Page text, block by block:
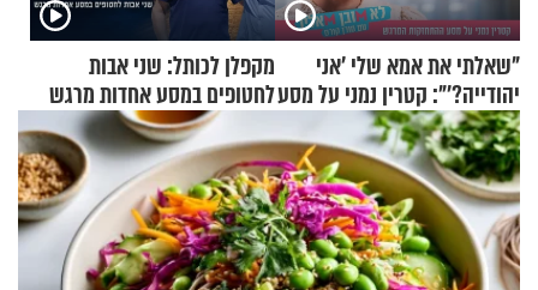
"שאלתי את אמא שלי 'אני
יהודייה?'": קטרין נמני על מסע
ההתחזקות המרגש
מקפלן לכותל: שני אבות
לחטופים במסע אחדות מרגש